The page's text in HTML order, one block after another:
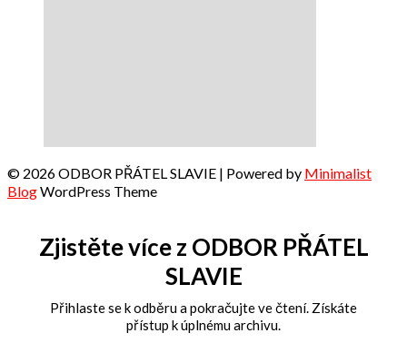
© 2026 ODBOR PŘÁTEL SLAVIE | Powered by Minimalist
BlogWordPress Theme
Zjistěte více z ODBOR PŘÁTEL
SLAVIE
Přihlaste se k odběru a pokračujte ve čtení. Získáte
přístup k úplnému archivu.